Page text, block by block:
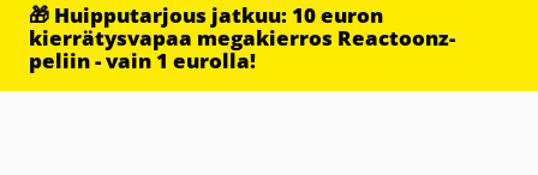
🎁 Huipputarjous jatkuu: 10 euron
kierrätysvapaa megakierros Reactoonz-
peliin - vain 1 eurolla!